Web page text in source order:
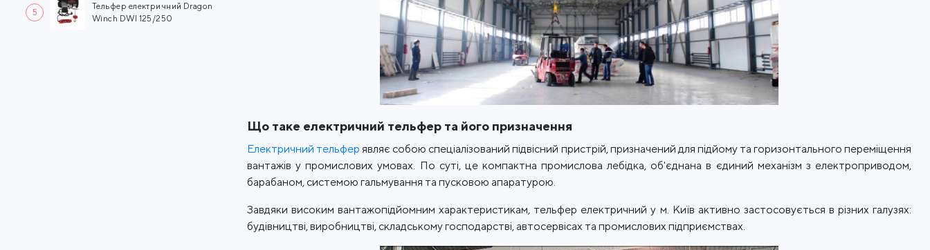
5
Тельфер електричний Dragon
Winch DWI 125/250
Що таке електричний тельфер та його призначення
Електричний тельфер являє собою спеціалізований підвісний пристрій, призначений для підйому та горизонтального переміщення
вантажів у промислових умовах. По суті, це компактна промислова лебідка, об'єднана в єдиний механізм з електроприводом,
барабаном, системою гальмування та пусковою апаратурою.
Завдяки високим вантажопідйомним характеристикам, тельфер електричний у м. Київ активно застосовується в різних галузях:
будівництві, виробництві, складському господарстві, автосервісах та промислових підприємствах.